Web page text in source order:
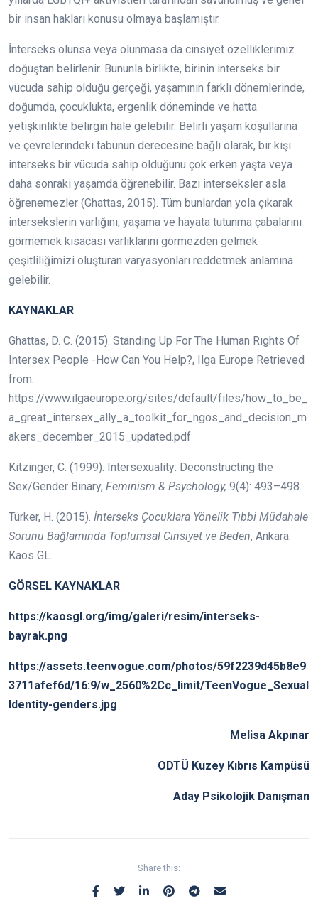
bir insan hakları konusu olmaya başlamıştır.
İnterseks olunsa veya olunmasa da cinsiyet özelliklerimiz
doğuştan belirlenir. Bununla birlikte, birinin interseks bir
vücuda sahip olduğu gerçeği, yaşamının farklı dönemlerinde,
doğumda, çocuklukta, ergenlik döneminde ve hatta
yetişkinlikte belirgin hale gelebilir. Belirli yaşam koşullarına
ve çevrelerindeki tabunun derecesine bağlı olarak, bir kişi
interseks bir vücuda sahip olduğunu çok erken yaşta veya
daha sonraki yaşamda öğrenebilir. Bazı interseksler asla
öğrenemezler (Ghattas, 2015). Tüm bunlardan yola çıkarak
intersekslerin varlığını, yaşama ve hayata tutunma çabalarını
görmemek kısacası varlıklarını görmezden gelmek
çeşitliliğimizi oluşturan varyasyonları reddetmek anlamına
gelebilir.
KAYNAKLAR
Ghattas, D. C. (2015). Standıng Up For The Human Rıghts Of
Intersex People -How Can You Help?, Ilga Europe Retrieved
from:
https://www.ilgaeurope.org/sites/default/files/how_to_be_
a_great_intersex_ally_a_toolkit_for_ngos_and_decision_m
akers_december_2015_updated.pdf
Kitzinger, C. (1999). Intersexuality: Deconstructing the
Sex/Gender Binary, Feminism & Psychology, 9(4): 493–498.
Türker, H. (2015). İnterseks Çocuklara Yönelik Tıbbi Müdahale
Sorunu Bağlamında Toplumsal Cinsiyet ve Beden, Ankara:
Kaos GL.
GÖRSEL KAYNAKLAR
https://kaosgl.org/img/galeri/resim/interseks-
bayrak.png
https://assets.teenvogue.com/photos/59f2239d45b8e9
3711afef6d/16:9/w_2560%2Cc_limit/TeenVogue_Sexual
Identity-genders.jpg
Melisa Akpınar
ODTÜ Kuzey Kıbrıs Kampüsü
Aday Psikolojik Danışman
Share this: